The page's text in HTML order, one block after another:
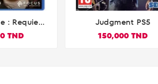
: Requiem
5)
TND

Judgment PS5
150,000 TND